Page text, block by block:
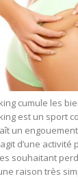
cumule les
est un sport
un
d’une
souhaitant
raison très